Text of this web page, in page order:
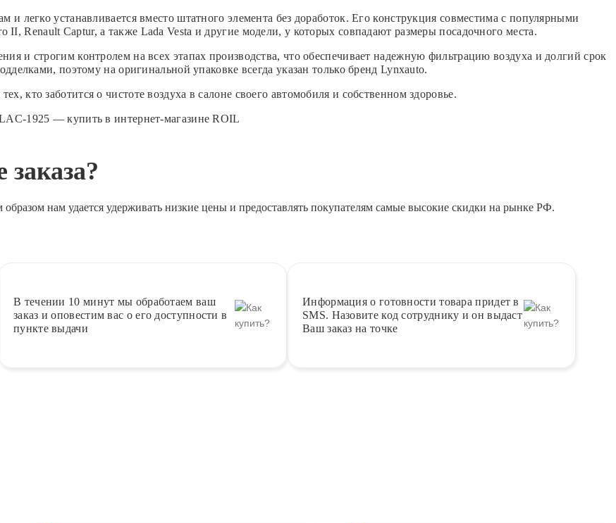
и легко устанавливается вместо штатного элемента без доработок. Его конструкция совместима с популярными
Renault Captur, а также Lada Vesta и другие модели, у которых совпадают размеры посадочного места.
и строгим контролем на всех этапах производства, что обеспечивает надежную фильтрацию воздуха и долгий срок
поэтому на оригинальной упаковке всегда указан только бренд Lynxauto.
заботится о чистоте воздуха в салоне своего автомобиля и собственном здоровье.
1925 — купить в интернет-магазине ROIL
образом нам удается удерживать низкие цены и предоставлять покупателям самые высокие скидки на рынке РФ.
В течении 10 минут мы обработаем ваш
заказ и оповестим вас о его доступности в
пункте выдачи
Информация о готовности товара придет в
SMS. Назовите код сотруднику и он выдаст
Ваш заказ на точке